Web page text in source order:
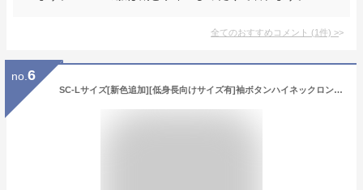
全てのおすすめコメント (1件) >
no. 6
SC-Lサイズ[新色追加][低身長向けサイズ有]袖ボタンハイネックロングニットワンピース レディース 秋 冬 / ワンピース ニットワンピース ニット ロング丈 ロングワンピース 袖ボタン ハイネック ボトルネック ボリュームスリーブ ゆったり カラーニット